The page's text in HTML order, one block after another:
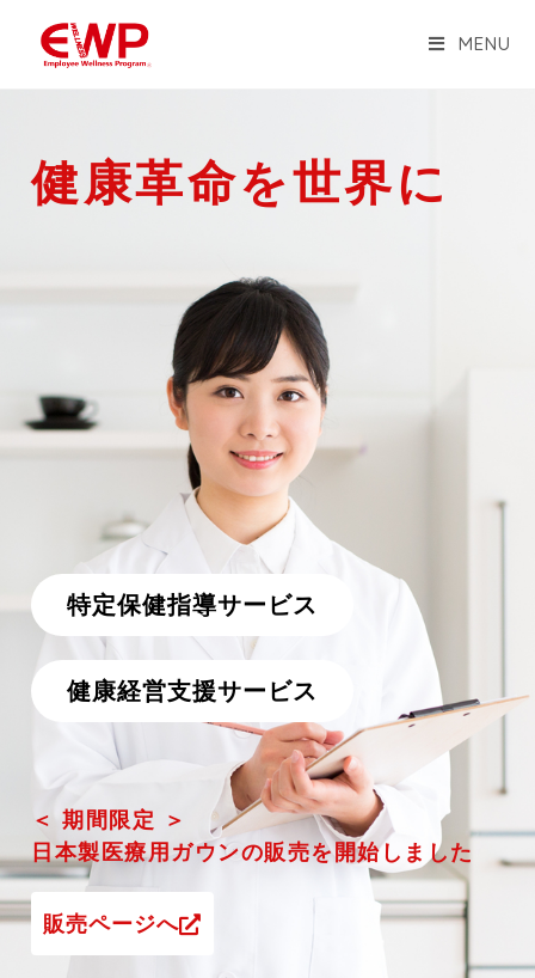
MENU
健康革命を世界に
特定保健指導サービス
健康経営支援サービス
＜ 期間限定 ＞
日本製医療用ガウンの販売を開始しました
販売ページへ